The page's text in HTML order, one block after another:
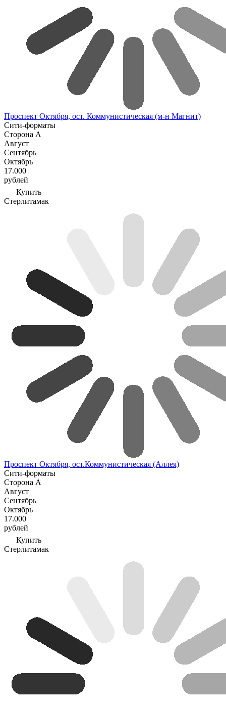
Проспект Октября, ост. Коммунистическая (м-н Магнит)
Сити-форматы
Сторона А
Август
Сентябрь
Октябрь
17.000
рублей
Купить
Стерлитамак
Проспект Октября, ост.Коммунистическая (Аллея)
Сити-форматы
Сторона А
Август
Сентябрь
Октябрь
17.000
рублей
Купить
Стерлитамак